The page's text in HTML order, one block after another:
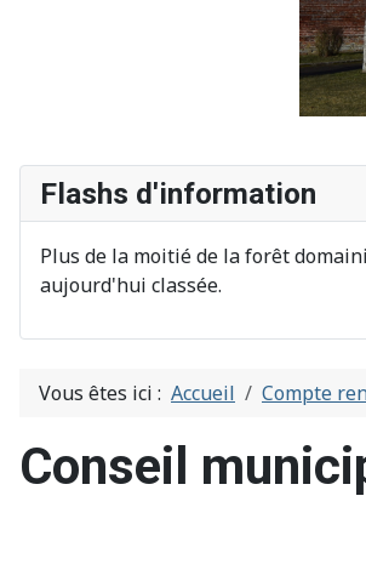
Flashs d'information
Plus de la moitié de la forêt
aujourd'hui classée.
Vous êtes ici : Accueil Compte
Conseil